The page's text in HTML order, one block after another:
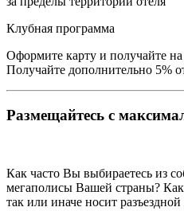
Клубная программа
Оформите карту и получайте
Получайте дополнительно 5%
Размещайтесь с
Как часто Вы выбираетесь из
мегаполисы Вашей страны? Как
так или иначе носит